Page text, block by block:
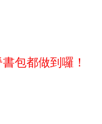
包都做到囉！